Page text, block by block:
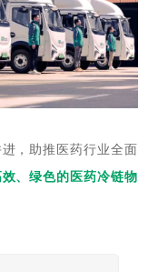
，助推医药行业全面
、绿色的医药冷链物